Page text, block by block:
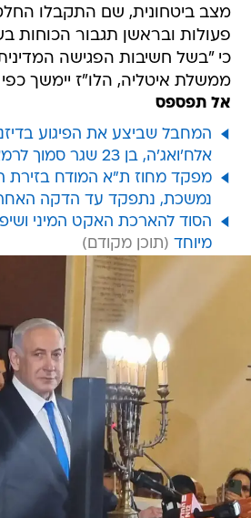
מצב ביטחונית, שם התקבלו
פעולות ובראשן תגבור הכוחות
כי "בשל חשיבות הפגישה
ממשלת איטליה, הלו"ז יימשך
אל תפספס
המחבל שביצע את הפיגוע
אלח'ואג'ה, בן 23 שגר סמוך לרמאללה
מפקד מחוז ת"א המודח בזירת
נמשכת, נתפקד עד הדקה
הסוד להארכת האקט המיני
מיוחד